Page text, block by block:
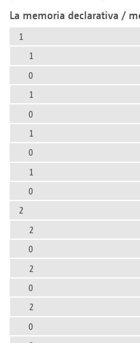
La memoria declarativa /
1
1
0
1
0
1
0
1
0
2
2
0
2
0
2
0